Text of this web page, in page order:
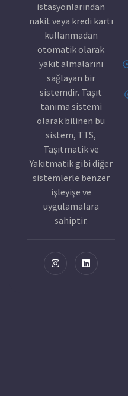
istasyonlarından
nakit veya kredi kartı
kullanmadan
otomatik olarak
yakıt almalarını
sağlayan bir
sistemdir. Taşıt
tanıma sistemi
olarak bilinen bu
sistem, TTS,
Taşıtmatik ve
Yakıtmatik gibi diğer
sistemlerle benzer
işleyişe ve
uygulamalara
sahiptir.